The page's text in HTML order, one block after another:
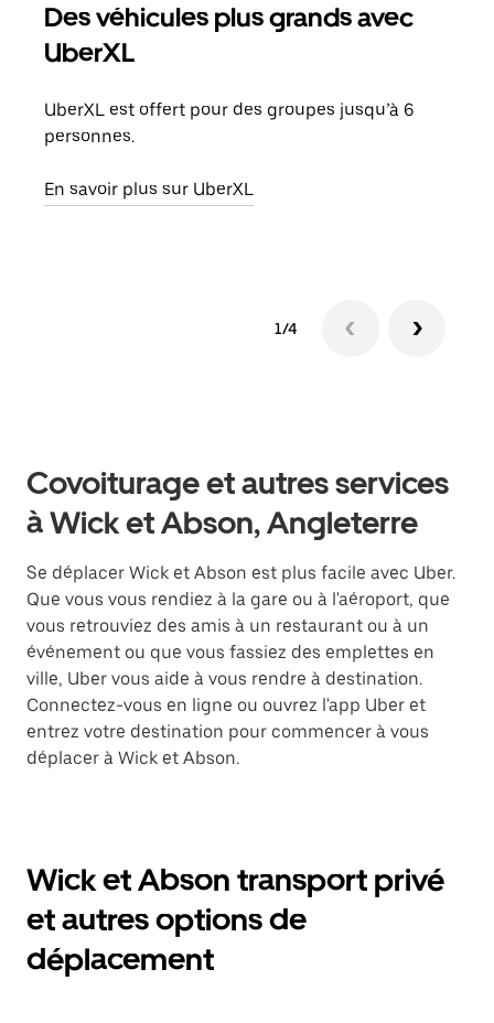
Des véhicules plus grands avec
UberXL
UberXL est offert pour des groupes jusqu’à 6
personnes.
En savoir plus sur UberXL
1/4
Covoiturage et autres services
à Wick et Abson, Angleterre
Se déplacer Wick et Abson est plus facile avec Uber.
Que vous vous rendiez à la gare ou à l'aéroport, que
vous retrouviez des amis à un restaurant ou à un
événement ou que vous fassiez des emplettes en
ville, Uber vous aide à vous rendre à destination.
Connectez-vous en ligne ou ouvrez l'app Uber et
entrez votre destination pour commencer à vous
déplacer à Wick et Abson.
Wick et Abson transport privé
et autres options de
déplacement